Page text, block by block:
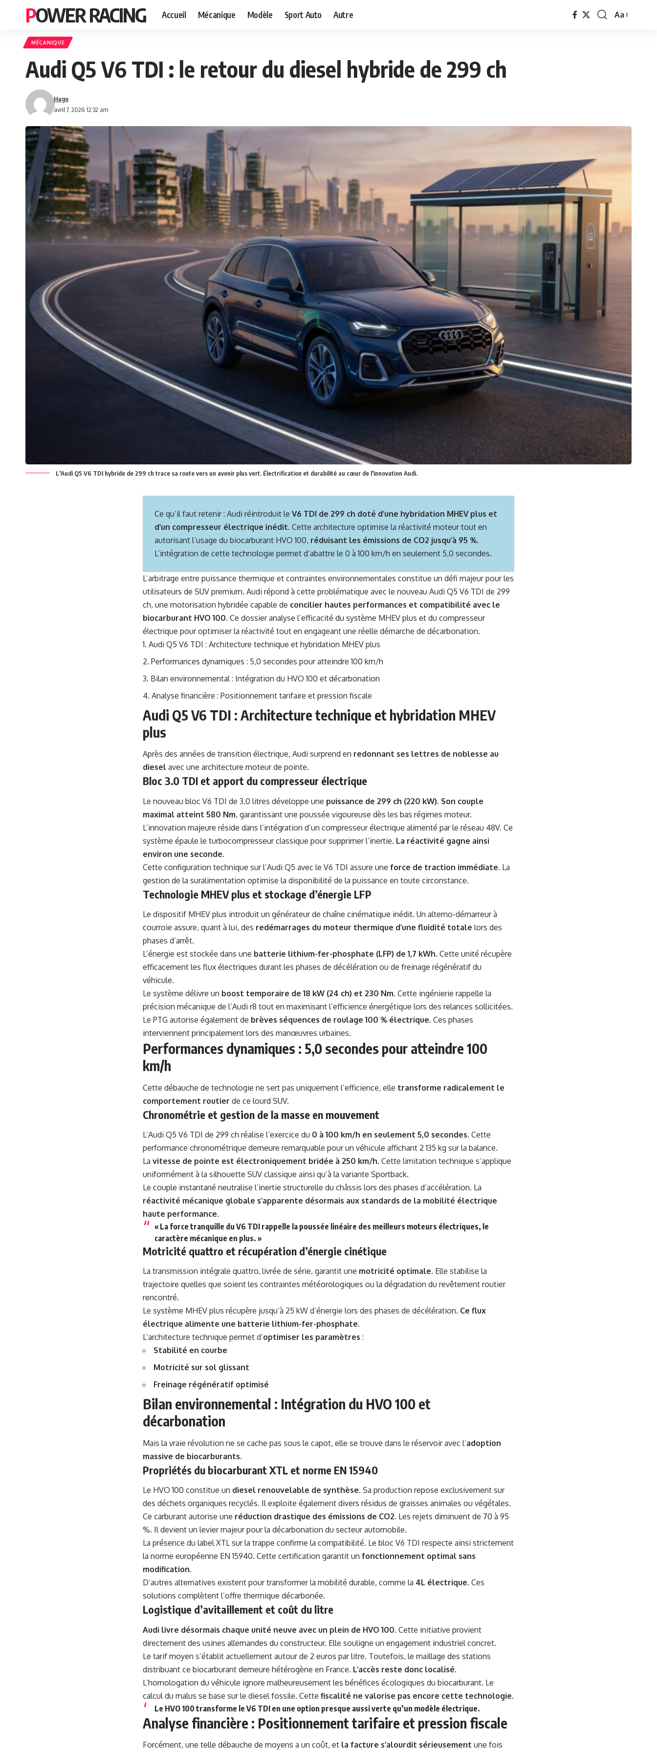
POWER RACING Accueil Mécanique Modèle Sport Auto Autre
Font
Aa
MÉCANIQUE
Audi Q5 V6 TDI : le retour du diesel hybride de 299 ch
avril 7, 2026 12:32 am
Hugo
L'Audi Q5 V6 TDI hybride de 299 ch trace sa route vers un avenir plus vert. Électrification et durabilité au cœur de l'innovation Audi.
Ce qu’il faut retenir : Audi réintroduit le V6 TDI de 299 ch doté d’une hybridation MHEV plus et
d’un compresseur électrique inédit. Cette architecture optimise la réactivité moteur tout en
autorisant l’usage du biocarburant HVO 100, réduisant les émissions de CO2 jusqu’à 95 %.
L’intégration de cette technologie permet d’abattre le 0 à 100 km/h en seulement 5,0 secondes.
L’arbitrage entre puissance thermique et contraintes environnementales constitue un défi majeur pour les
utilisateurs de SUV premium. Audi répond à cette problématique avec le nouveau Audi Q5 V6 TDI de 299
ch, une motorisation hybridée capable de concilier hautes performances et compatibilité avec le
biocarburant HVO 100. Ce dossier analyse l’efficacité du système MHEV plus et du compresseur
électrique pour optimiser la réactivité tout en engageant une réelle démarche de décarbonation.
Audi Q5 V6 TDI : Architecture technique et hybridation MHEV plus
Performances dynamiques : 5,0 secondes pour atteindre 100 km/h
Bilan environnemental : Intégration du HVO 100 et décarbonation
Analyse financière : Positionnement tarifaire et pression fiscale
Audi Q5 V6 TDI : Architecture technique et hybridation MHEV
plus
Après des années de transition électrique, Audi surprend en redonnant ses lettres de noblesse au
diesel avec une architecture moteur de pointe.
Bloc 3.0 TDI et apport du compresseur électrique
Le nouveau bloc V6 TDI de 3,0 litres développe une puissance de 299 ch (220 kW). Son couple
maximal atteint 580 Nm, garantissant une poussée vigoureuse dès les bas régimes moteur.
L’innovation majeure réside dans l’intégration d’un compresseur électrique alimenté par le réseau 48V. Ce
système épaule le turbocompresseur classique pour supprimer l’inertie. La réactivité gagne ainsi
environ une seconde.
Cette configuration technique sur l’Audi Q5 avec le V6 TDI assure une force de traction immédiate. La
gestion de la suralimentation optimise la disponibilité de la puissance en toute circonstance.
Technologie MHEV plus et stockage d’énergie LFP
Le dispositif MHEV plus introduit un générateur de chaîne cinématique inédit. Un alterno-démarreur à
courroie assure, quant à lui, des redémarrages du moteur thermique d’une fluidité totale lors des
phases d’arrêt.
L’énergie est stockée dans une batterie lithium-fer-phosphate (LFP) de 1,7 kWh. Cette unité récupère
efficacement les flux électriques durant les phases de décélération ou de freinage régénératif du
véhicule.
Le système délivre un boost temporaire de 18 kW (24 ch) et 230 Nm. Cette ingénierie rappelle la
précision mécanique de l’Audi r8 tout en maximisant l’efficience énergétique lors des relances sollicitées.
Le PTG autorise également de brèves séquences de roulage 100 % électrique. Ces phases
interviennent principalement lors des manœuvres urbaines.
Performances dynamiques : 5,0 secondes pour atteindre 100
km/h
Cette débauche de technologie ne sert pas uniquement l’efficience, elle transforme radicalement le
comportement routier de ce lourd SUV.
Chronométrie et gestion de la masse en mouvement
L’Audi Q5 V6 TDI de 299 ch réalise l’exercice du 0 à 100 km/h en seulement 5,0 secondes. Cette
performance chronométrique demeure remarquable pour un véhicule affichant 2 135 kg sur la balance.
La vitesse de pointe est électroniquement bridée à 250 km/h. Cette limitation technique s’applique
uniformément à la silhouette SUV classique ainsi qu’à la variante Sportback.
Le couple instantané neutralise l’inertie structurelle du châssis lors des phases d’accélération. La
réactivité mécanique globale s’apparente désormais aux standards de la mobilité électrique
haute performance.
« La force tranquille du V6 TDI rappelle la poussée linéaire des meilleurs moteurs électriques, le
caractère mécanique en plus. »
Motricité quattro et récupération d’énergie cinétique
La transmission intégrale quattro, livrée de série, garantit une motricité optimale. Elle stabilise la
trajectoire quelles que soient les contraintes météorologiques ou la dégradation du revêtement routier
rencontré.
Le système MHEV plus récupère jusqu’à 25 kW d’énergie lors des phases de décélération. Ce flux
électrique alimente une batterie lithium-fer-phosphate.
L’architecture technique permet d’optimiser les paramètres :
Stabilité en courbe
Motricité sur sol glissant
Freinage régénératif optimisé
Bilan environnemental : Intégration du HVO 100 et
décarbonation
Mais la vraie révolution ne se cache pas sous le capot, elle se trouve dans le réservoir avec l’adoption
massive de biocarburants.
Propriétés du biocarburant XTL et norme EN 15940
Le HVO 100 constitue un diesel renouvelable de synthèse. Sa production repose exclusivement sur
des déchets organiques recyclés. Il exploite également divers résidus de graisses animales ou végétales.
Ce carburant autorise une réduction drastique des émissions de CO2. Les rejets diminuent de 70 à 95
%. Il devient un levier majeur pour la décarbonation du secteur automobile.
La présence du label XTL sur la trappe confirme la compatibilité. Le bloc V6 TDI respecte ainsi strictement
la norme européenne EN 15940. Cette certification garantit un fonctionnement optimal sans
modification.
D’autres alternatives existent pour transformer la mobilité durable, comme la 4L électrique. Ces
solutions complètent l’offre thermique décarbonée.
Logistique d’avitaillement et coût du litre
Audi livre désormais chaque unité neuve avec un plein de HVO 100. Cette initiative provient
directement des usines allemandes du constructeur. Elle souligne un engagement industriel concret.
Le tarif moyen s’établit actuellement autour de 2 euros par litre. Toutefois, le maillage des stations
distribuant ce biocarburant demeure hétérogène en France. L’accès reste donc localisé.
L’homologation du véhicule ignore malheureusement les bénéfices écologiques du biocarburant. Le
calcul du malus se base sur le diesel fossile. Cette fiscalité ne valorise pas encore cette technologie.
Le HVO 100 transforme le V6 TDI en une option presque aussi verte qu’un modèle électrique.
Analyse financière : Positionnement tarifaire et pression fiscale
Forcément, une telle débauche de moyens a un coût, et la facture s’alourdit sérieusement une fois